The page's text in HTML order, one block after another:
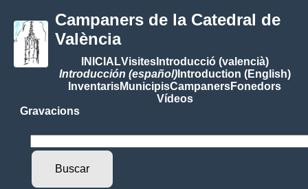
Campaners de la Catedral de
València
INICIALVisitesIntroducció (valencià)
Introducción (español)Introduction (English)
InventarisMunicipisCampanersFonedors
Vídeos
Gravacions